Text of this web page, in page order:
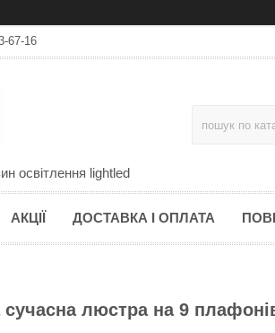
67-16
освітлення lightled
АКЦІЇ ДОСТАВКА І ОПЛАТА
люстра на 9